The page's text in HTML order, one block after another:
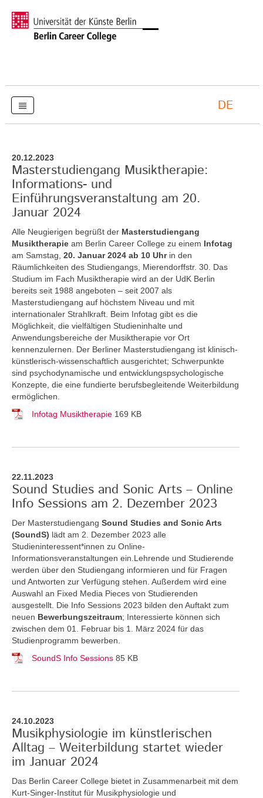
DE
20.12.2023
Masterstudiengang Musiktherapie:
Informations- und
Einführungsveranstaltung am 20.
Januar 2024
Alle Neugierigen begrüßt der Masterstudiengang
Musiktherapie am Berlin Career College zu einem Infotag
am Samstag, 20. Januar 2024 ab 10 Uhrin den
Räumlichkeiten des Studiengangs, Mierendorffstr. 30. Das
Studium im Fach Musiktherapie wird an der UdK Berlin
bereits seit 1988 angeboten – seit 2007 als
Masterstudiengang auf höchstem Niveau und mit
internationaler Strahlkraft. Beim Infotag gibt es die
Möglichkeit, die vielfältigen Studieninhalte und
Anwendungsbereiche der Musiktherapie vor Ort
kennenzulernen. Der Berliner Masterstudiengang ist klinisch-
künstlerisch-wissenschaftlich ausgerichtet; Schwerpunkte
sind psychodynamische und entwicklungspsychologische
Konzepte, die eine fundierte berufsbegleitende Weiterbildung
ermöglichen.
Infotag Musiktherapie 169 KB
22.11.2023
Sound Studies and Sonic Arts – Online
Info Sessions am 2. Dezember 2023
Der Masterstudiengang Sound Studies and Sonic Arts
(SoundS) lädt am 2. Dezember 2023 alle
Studieninteressent*innen zu Online-
Informationsveranstaltungen ein.Lehrende und Studierende
werden über den Studiengang informieren und für Fragen
und Antworten zur Verfügung stehen. Außerdem wird eine
Auswahl an Fixed Media Pieces von Studierenden
ausgestellt. Die Info Sessions 2023 bilden den Auftakt zum
neuen Bewerbungszeitraum; Interessierte können sich
zwischen dem 01. Februar bis 1. März 2024 für das
Studienprogramm bewerben.
SoundS Info Sessions 85 KB
24.10.2023
Musikphysiologie im künstlerischen
Alltag – Weiterbildung startet wieder
im Januar 2024
Das Berlin Career College bietet in Zusammenarbeit mit dem
Kurt-Singer-Institut für Musikphysiologie und